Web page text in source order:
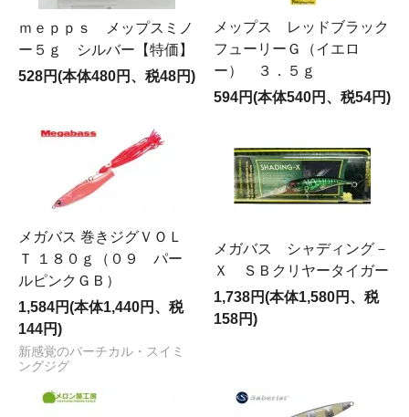
ｍｅｐｐｓ メップスミノ
ー５ｇ シルバー【特価】
528円(本体480円、税48円)
メップス レッドブラック
フューリーＧ（イエロ
ー） ３．５ｇ
594円(本体540円、税54円)
メガバス 巻きジグＶＯＬ
Ｔ １８０ｇ（０９ パー
ルピンクＧＢ）
1,584円(本体1,440円、税
144円)
新感覚のバーチカル・スイミ
ングジグ
メガバス シャディング－
Ｘ ＳＢクリヤータイガー
1,738円(本体1,580円、税
158円)